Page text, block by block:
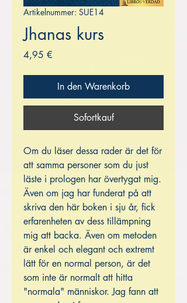
Artikelnummer: SUE14
Jhanas kurs
4,95 €
In den Warenkorb
Sofortkauf
Om du läser dessa rader är det för
att samma personer som du just
läste i prologen har övertygat mig.
Även om jag har funderat på att
skriva den här boken i sju år, fick
erfarenheten av dess tillämpning
mig att backa. Även om metoden
är enkel och elegant och extremt
lätt för en normal person, är det
som inte är normalt att hitta
"normala" människor. Jag fann att